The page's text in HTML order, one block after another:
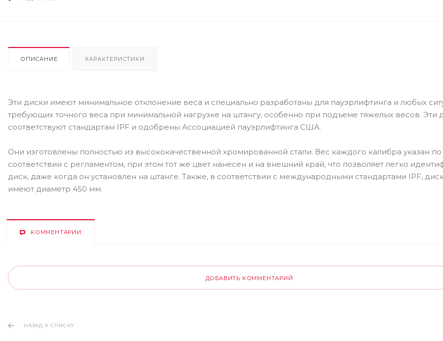
ОПИСАНИЕ ХАРАКТЕРИСТИКИ
Эти диски имеют минимальное отклонение веса и специально разработаны для пауэрлифтинга и любых
требующих точного веса при минимальной нагрузке на штангу, особенно при подъеме тяжелых весов. Эти
соответствуют стандартам IPF и одобрены Ассоциацией пауэрлифтинга США.
Они изготовлены полностью из высококачественной хромированной стали. Вес каждого калибра указан
соответствии с регламентом, при этом тот же цвет нанесен и на внешний край, что позволяет легко
диск, даже когда он установлен на штанге. Также, в соответствии с международными стандартами IPF,
имеют диаметр 450 мм.
КОММЕНТАРИИ
ДОБАВИТЬ КОММЕНТАРИЙ
НАЗАД К СПИСКУ